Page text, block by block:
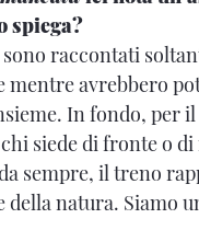
spiega?
raccontati
avrebbero
In fondo, per
siede di fronte o
sempre, il treno
della natura. Siamo